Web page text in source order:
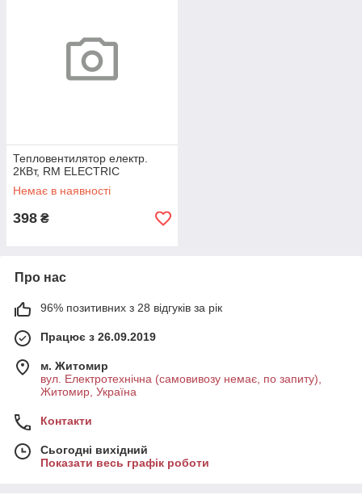
Тепловентилятор електр.
2КВт, RM ELECTRIC
Немає в наявності
398 ₴
Про нас
96% позитивних з 28 відгуків за рік
Працює з 26.09.2019
м. Житомир
вул. Електротехнічна (самовивозу немає, по запиту),
Житомир, Україна
Контакти
Сьогодні вихідний
Показати весь графік роботи